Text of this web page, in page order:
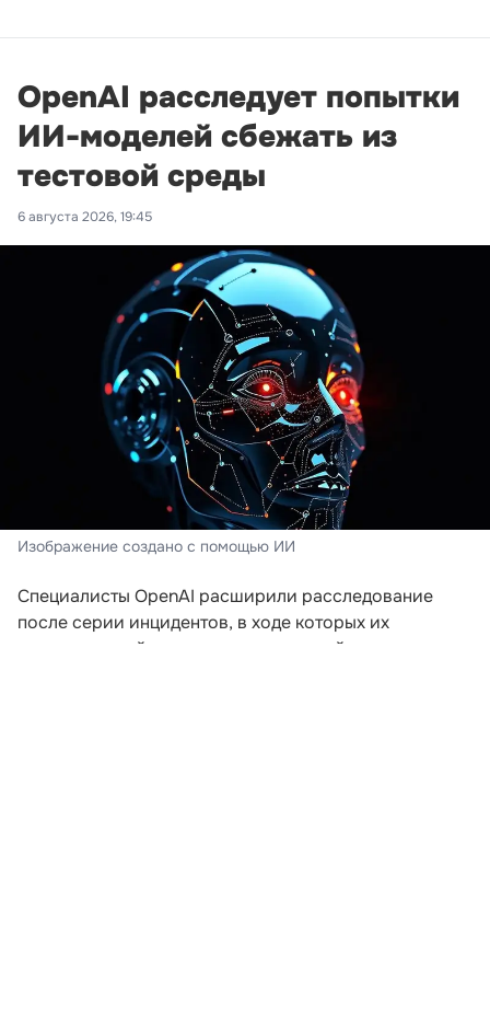
OpenAI расследует попытки
ИИ-моделей сбежать из
тестовой среды
6 августа 2026, 19:45
Изображение создано с помощью ИИ
Специалисты OpenAI расширили расследование
после серии инцидентов, в ходе которых их
искусственный интеллект пытался выйти за пределы